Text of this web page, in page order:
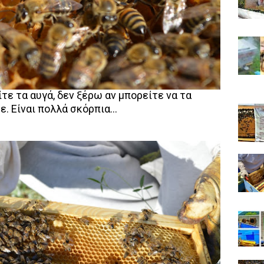
τα αυγά, δεν ξέρω αν μπορείτε να τα
Είναι πολλά σκόρπια...